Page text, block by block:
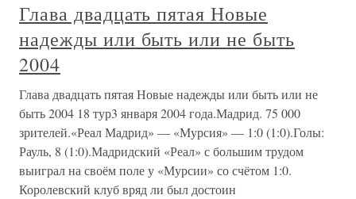
Глава двадцать пятая Новые
надежды или быть или не быть
2004
Глава двадцать пятая Новые надежды или быть или не
быть 2004 18 тур3 января 2004 года.Мадрид. 75 000
зрителей.«Реал Мадрид» — «Мурсия» — 1:0 (1:0).Голы:
Рауль, 8 (1:0).Мадридский «Реал» с большим трудом
выиграл на своём поле у «Мурсии» со счётом 1:0.
Королевский клуб вряд ли был достоин